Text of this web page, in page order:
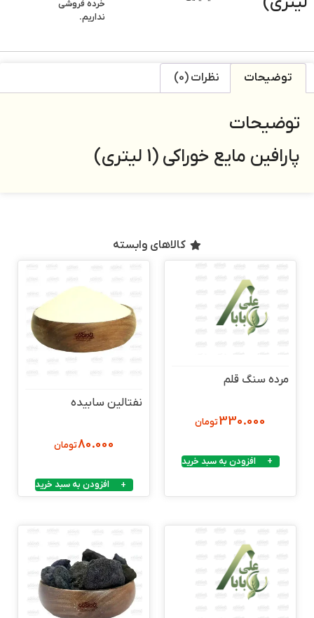
خرده فروشی
نداریم.
توضیحات نظرات (0)
توضیحات
پارافین مایع خوراکی (1 لیتری)
کالاهای وابسته
مرده سنگ قلم
330.000تومان
افزودن به سبد خرید
نفتالین سابیده
80.000تومان
افزودن به سبد خرید